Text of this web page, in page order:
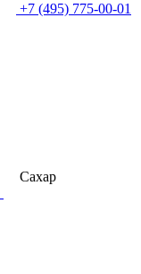
+7 (495) 775-00-01
Сахар